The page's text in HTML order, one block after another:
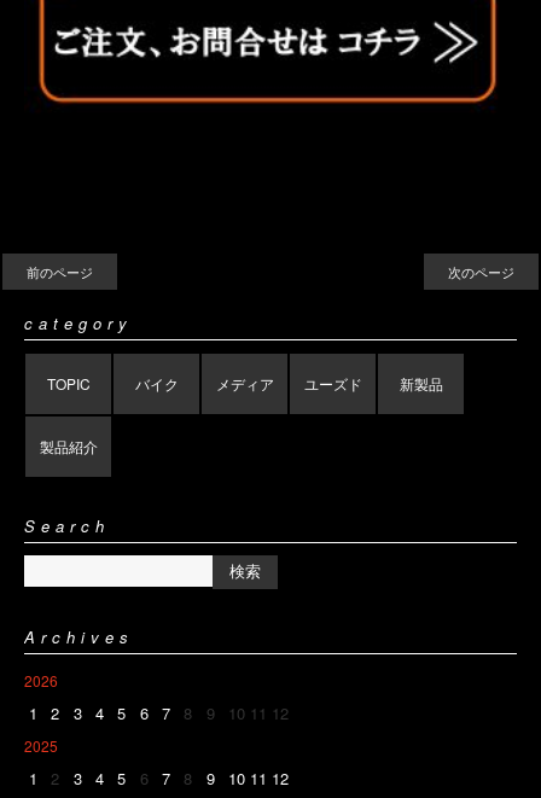
前のページ 次のページ
category
TOPIC バイク メディア ユーズド 新製品
製品紹介
Search
Archives
2026
1 2 3 4 5 6 7 8 9 10 11 12
2025
1 2 3 4 5 6 7 8 9 10 11 12